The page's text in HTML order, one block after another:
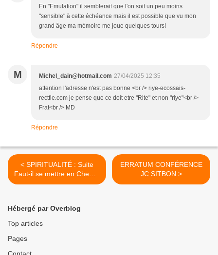
En "Emulation" il semblerait que l'on soit un peu moins
"sensible" à cette échéance mais il est possible que vu mon
grand âge ma mémoire me joue quelques tours!
Répondre
M Michel_dain@hotmail.com 27/04/2025 12:35
attention l'adresse n'est pas bonne <br /> riye-ecossais-
rectfie.com je pense que ce doit etre "Rite" et non "riye"<br />
Frat<br /> MD
Répondre
< SPIRITUALITÉ : Suite
Faut-il se mettre en Chemin
Philippe Dubach
ERRATUM CONFÉRENCE
JC SITBON >
Hébergé par Overblog
Top articles
Pages